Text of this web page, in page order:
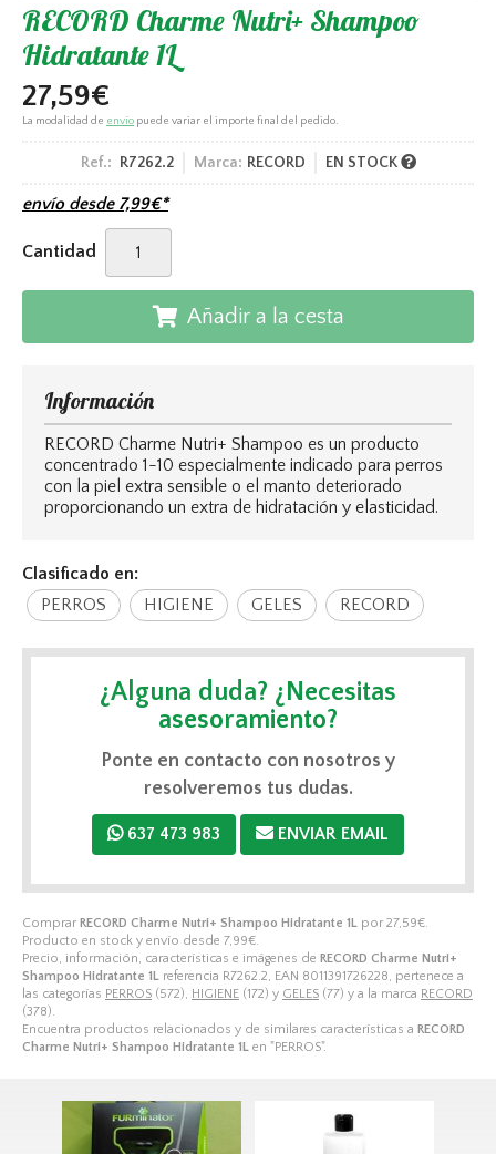
RECORD Charme Nutri+ Shampoo
Hidratante 1L
27,59€
La modalidad de envío puede variar el importe final del pedido.
Ref.: R7262.2 Marca: RECORD EN STOCK
envío desde 7,99€*
Cantidad
Añadir a la cesta
Comprar RECORD Charme Nutri+ Shampoo Hidratante 1L por 27,59€
Producto en stock y envío desde 7,99€
Precio, información, características e imágenes de RECORD Charme Nutri+
Shampoo Hidratante 1L referencia R7262.2, EAN 8011391726228, pertenece a
las categorías PERROS (572), HIGIENE (172) y GELES (77) y a la marca RECORD
(378).
Encuentra productos relacionados y de similares características a RECORD
Charme Nutri+ Shampoo Hidratante 1L en "PERROS".
Información
RECORD Charme Nutri+ Shampoo es un producto
concentrado 1-10 especialmente indicado para perros
con la piel extra sensible o el manto deteriorado
proporcionando un extra de hidratación y elasticidad.
Clasificado en:
PERROS
HIGIENE GELES RECORD
¿Alguna duda? ¿Necesitas
asesoramiento?
Ponte en contacto con nosotros y
resolveremos tus dudas.
637 473 983 ENVIAR EMAIL